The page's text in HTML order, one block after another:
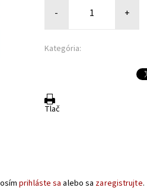
- +
Kategória:
Tlač
prihláste sa alebo sa zaregistrujte.